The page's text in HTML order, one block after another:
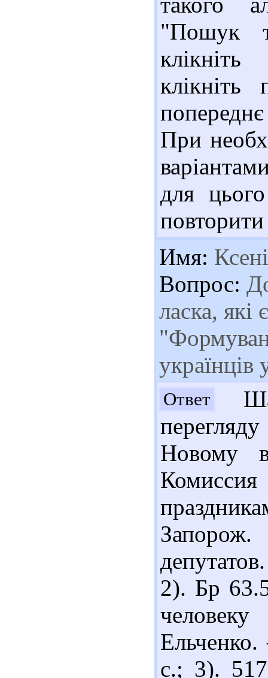
"Пошук
При
для
Имя:
Вопрос:
ласка, які
українців
Ответ
Новому
2). Бр
с.; 3).